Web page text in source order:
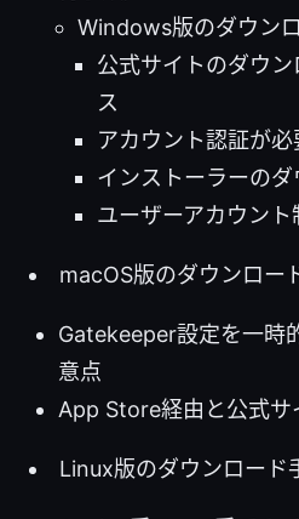
Windows版のダウン
公式サイトのダウ
ス
アカウント認証が
インストーラーの
ユーザーアカウン
macOS版のダウンロー
Gatekeeper設定を一時
意点
App Store経由と公式サ
Linux版のダウンロード